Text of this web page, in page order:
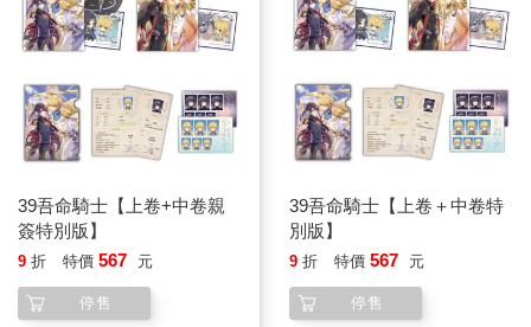
39吾命騎士【上卷+中卷親
簽特別版】
9 折 特價 567 元
停售
39吾命騎士【上卷＋中卷特
別版】
9 折 特價 567 元
停售